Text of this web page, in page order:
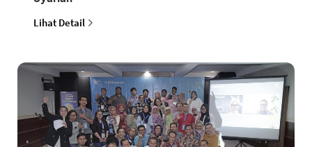
Lihat Detail